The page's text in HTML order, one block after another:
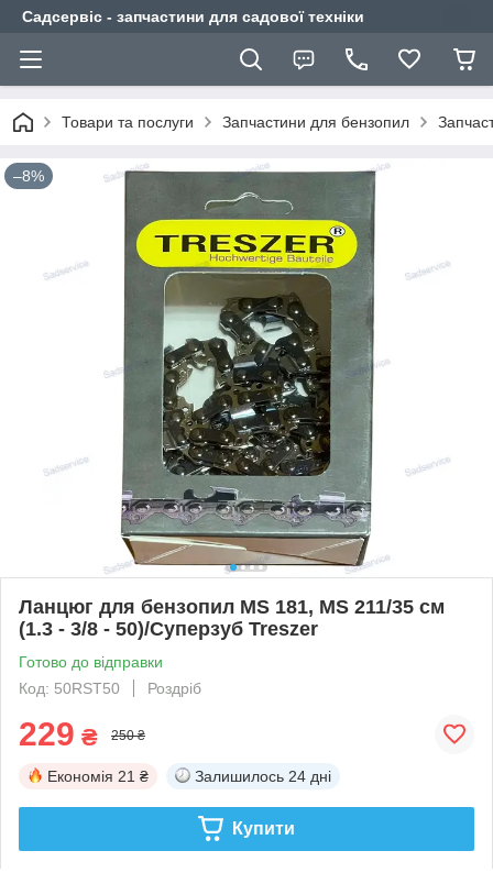
Садсервіс - запчастини для садової техніки
Товари та послуги Запчастини для бензопил
–8%
Ланцюг для бензопил MS 181, MS 211/35 см
(1.3 - 3/8 - 50)/Суперзуб Treszer
Готово до відправки
Код: 50RST50
Роздріб
229 ₴ 250 ₴
Економія 21 ₴ Залишилось 24 дні
Купити